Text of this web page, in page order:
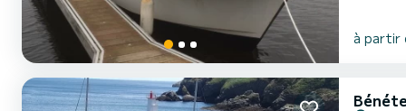
à partir